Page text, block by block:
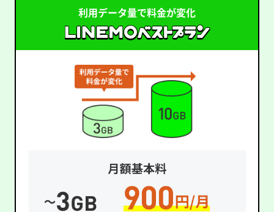
利用データ量で料金が変化